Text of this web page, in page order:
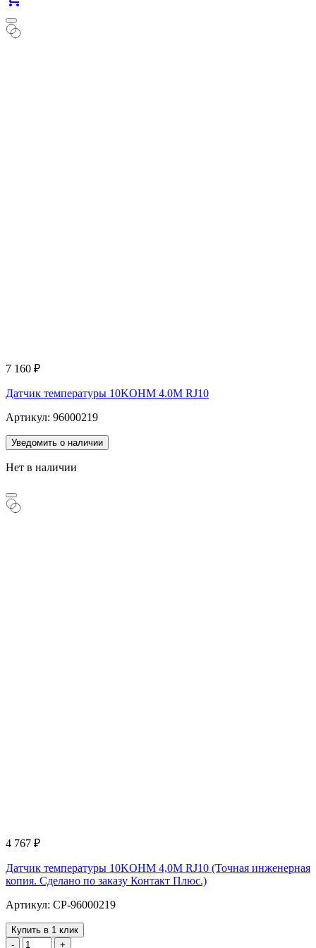
7 160 ₽
Датчик температуры 10KOHM 4.0M RJ10
Артикул: 96000219
Уведомить о наличии
Нет в наличии
4 767 ₽
Датчик температуры 10KOHM 4,0M RJ10 (Точная инженерная
копия. Cделано по заказу Контакт Плюс.)
Артикул: CP-96000219
Купить в 1 клик
-
+